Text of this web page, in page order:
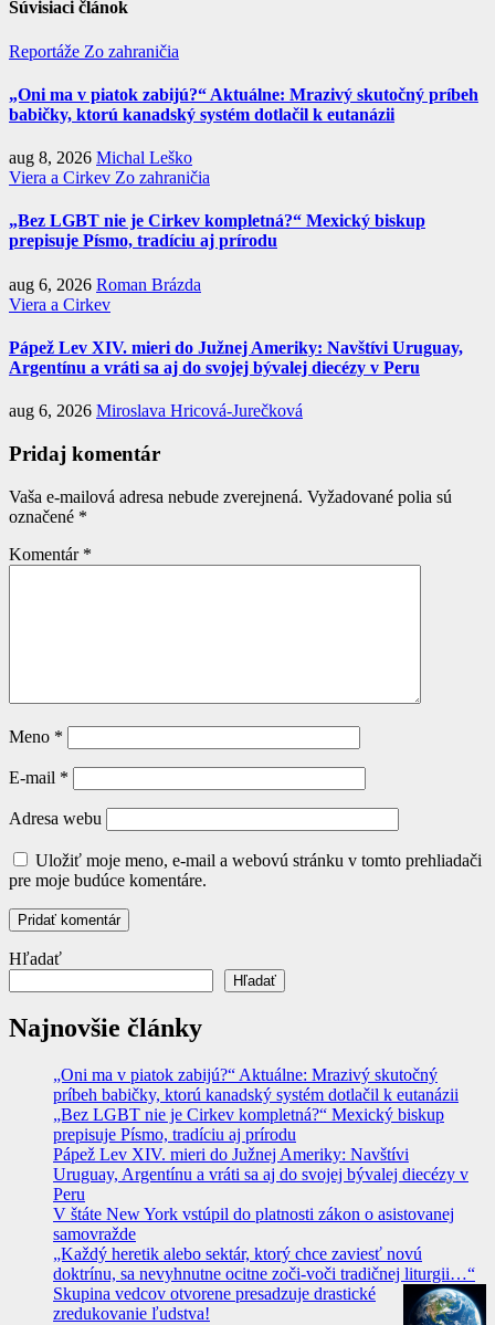
Súvisiaci článok
Reportáže Zo zahraničia
„Oni ma v piatok zabijú?“ Aktuálne: Mrazivý skutočný príbeh
babičky, ktorú kanadský systém dotlačil k eutanázii
aug 8, 2026 Michal Leško
Viera a Cirkev Zo zahraničia
„Bez LGBT nie je Cirkev kompletná?“ Mexický biskup
prepisuje Písmo, tradíciu aj prírodu
aug 6, 2026 Roman Brázda
Viera a Cirkev
Pápež Lev XIV. mieri do Južnej Ameriky: Navštívi Uruguay,
Argentínu a vráti sa aj do svojej bývalej diecézy v Peru
aug 6, 2026 Miroslava Hricová-Jurečková
Pridaj komentár
Vaša e-mailová adresa nebude zverejnená. Vyžadované polia sú
označené *
Komentár *
Meno *
E-mail *
Adresa webu
Uložiť moje meno, e-mail a webovú stránku v tomto prehliadači
pre moje budúce komentáre.
Hľadať
Hľadať
Najnovšie články
„Oni ma v piatok zabijú?“ Aktuálne: Mrazivý skutočný
príbeh babičky, ktorú kanadský systém dotlačil k eutanázii
„Bez LGBT nie je Cirkev kompletná?“ Mexický biskup
prepisuje Písmo, tradíciu aj prírodu
Pápež Lev XIV. mieri do Južnej Ameriky: Navštívi
Uruguay, Argentínu a vráti sa aj do svojej bývalej diecézy v
Peru
V štáte New York vstúpil do platnosti zákon o asistovanej
samovražde
„Každý heretik alebo sektár, ktorý chce zaviesť novú
doktrínu, sa nevyhnutne ocitne zoči-voči tradičnej liturgii…“
Skupina vedcov otvorene presadzuje drastické
zredukovanie ľudstva!